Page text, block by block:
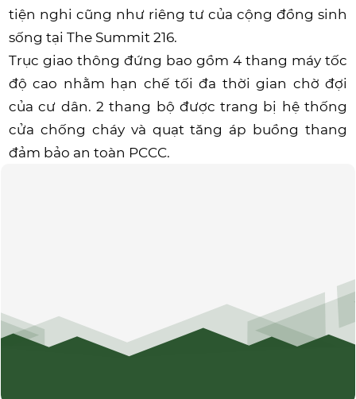
tiện nghi cũng như riêng tư của cộng đồng sinh
sống tại The Summit 216.
Trục giao thông đứng bao gồm 4 thang máy tốc
độ cao nhằm hạn chế tối đa thời gian chờ đợi
của cư dân. 2 thang bộ được trang bị hệ thống
cửa chống cháy và quạt tăng áp buồng thang
đảm bảo an toàn PCCC.